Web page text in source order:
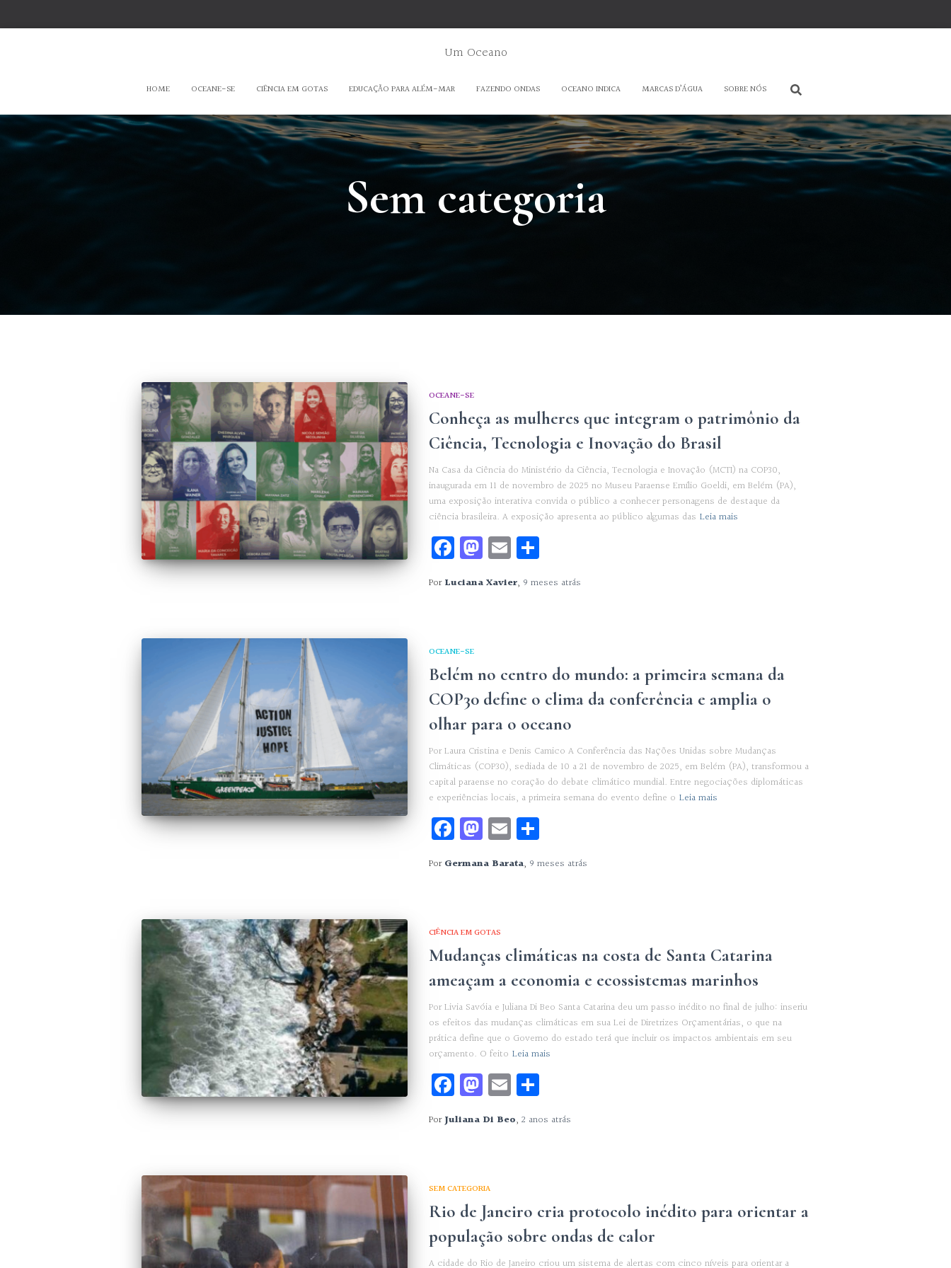
Um Oceano
HOME OCEANE-SE CIÊNCIA EM GOTAS EDUCAÇÃO PARA ALÉM-MAR FAZENDO ONDAS OCEANO INDICA MARCAS D’ÁGUA SOBRE NÓS
Sem categoria
OCEANE-SE
Conheça as mulheres que integram o patrimônio da
Ciência, Tecnologia e Inovação do Brasil
Na Casa da Ciência do Ministério da Ciência, Tecnologia e Inovação (MCTI) na COP30,
inaugurada em 11 de novembro de 2025 no Museu Paraense Emílio Goeldi, em Belém (PA),
uma exposição interativa convida o público a conhecer personagens de destaque da
ciência brasileira. A exposição apresenta ao público algumas das Leia mais
Facebook
Mastodon
EmailShare
PorLuciana Xavier, 9 meses atrás
OCEANE-SE
Belém no centro do mundo: a primeira semana da
COP30 define o clima da conferência e amplia o
olhar para o oceano
Por Laura Cristina e Denis Camico A Conferência das Nações Unidas sobre Mudanças
Climáticas (COP30), sediada de 10 a 21 de novembro de 2025, em Belém (PA), transformou a
capital paraense no coração do debate climático mundial. Entre negociações diplomáticas
e experiências locais, a primeira semana do evento define o Leia mais
Facebook
Mastodon
EmailShare
PorGermana Barata, 9 meses atrás
CIÊNCIA EM GOTAS
Mudanças climáticas na costa de Santa Catarina
ameaçam a economia e ecossistemas marinhos
Por Livia Savóia e Juliana Di Beo Santa Catarina deu um passo inédito no final de julho: inseriu
os efeitos das mudanças climáticas em sua Lei de Diretrizes Orçamentárias, o que na
prática define que o Governo do estado terá que incluir os impactos ambientais em seu
orçamento. O feito Leia mais
Facebook
Mastodon
EmailShare
PorJuliana Di Beo, 2 anos atrás
SEM CATEGORIA
Rio de Janeiro cria protocolo inédito para orientar a
população sobre ondas de calor
A cidade do Rio de Janeiro criou um sistema de alertas com cinco níveis para orientar a